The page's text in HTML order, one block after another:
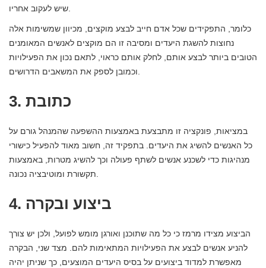
כלומר, התפקידים שכל אדם חייב לבצע מוקצים, מכיוון שמשימות אלה
נחוצות להשגת היעדים ומסיבה זו הם מוקצים לאנשים המאומנים
הטובים ביותר לבצע אותם, לחלק אותם כראוי, לתאם נכון את הפעילויות
3. כתובת
במציאות, פונקציה זו מתבצעת באמצעות ההשפעה שהמנהל גורם על
כל האנשים להשיג את היעדים. בתפקיד זה, חשוב מאוד להפעיל כישורי
מנהיגות כדי לשכנע אנשים לשתף פעולה וכך להשיג מטרות, באמצעות
4. ביצוע ובקרה
הביצוע מצידו מרמז כי כל מה שתוכנן ואורגן מומש לפועל, ולכן יש צורך
להניע אנשים לבצע את הפעילויות המתאימות להם. מצד שני, הבקרה
מאפשרת למדוד ביצועים על בסיס היעדים המוצעים, כך שניתן יהיה